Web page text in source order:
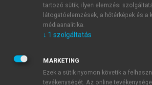
Shorter Oxford English Dictionary
„egy kölcsönadott dolog,
időszakra – általában kamatra –
megfelelő értékben kell
kölcsönnek két fajtája létezett
haszonkölcsön,amely esetében csak a
tartozó sütik; ilyen elemzési
látogatóelemzések, a hőtérképek és a
médiaanalitika.
↓ 1 szolgáltatás
MARKETING
Ezek a sütik nyomon követik a
tevékenységét. Az online